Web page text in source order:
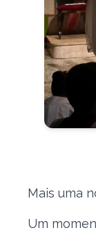
Mais uma
Um